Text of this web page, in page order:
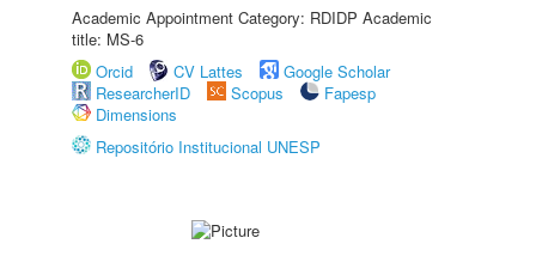
Academic Appointment Category: RDIDP Academic
title: MS-6
Orcid
CV Lattes
Google Scholar
ResearcherID
Scopus
Fapesp
Dimensions
Repositório Institucional UNESP